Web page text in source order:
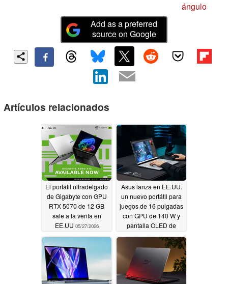
ángulo
Add as a preferred
source on Google
Artículos relacionados
El portátil ultradelgado
de Gigabyte con GPU
RTX 5070 de 12 GB
sale a la venta en
EE.UU 05/27/2026
Asus lanza en EE.UU.
un nuevo portátil para
juegos de 16 pulgadas
con GPU de 140 W y
pantalla OLED de
05/23/2026